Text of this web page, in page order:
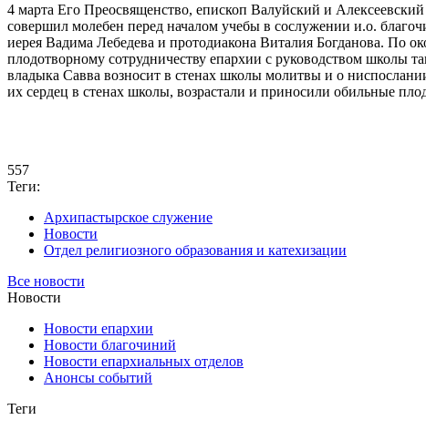
4 марта Его Преосвященство, епископ Валуйский и
совершил молебен перед началом учебы в сослужении и.о.
иерея Вадима Лебедева и протодиакона Виталия Богданова. По
плодотворному сотрудничеству епархии с руководством школы
владыка Савва возносит в стенах школы молитвы и о
их сердец в стенах школы, возрастали и приносили обильные
557
Теги:
Архипастырское служение
Новости
Отдел религиозного образования и катехизации
Все новости
Новости
Новости епархии
Новости благочиний
Новости епархиальных отделов
Анонсы событий
Теги